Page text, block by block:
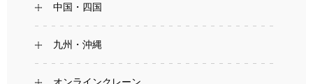
中国・四国
九州・沖縄
オンラインクレーン